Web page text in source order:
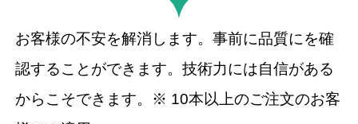
お客様の不安を解消します。事前に品質にを確
認することができます。技術力には自信がある
からこそできます。※ 10本以上のご注文のお客